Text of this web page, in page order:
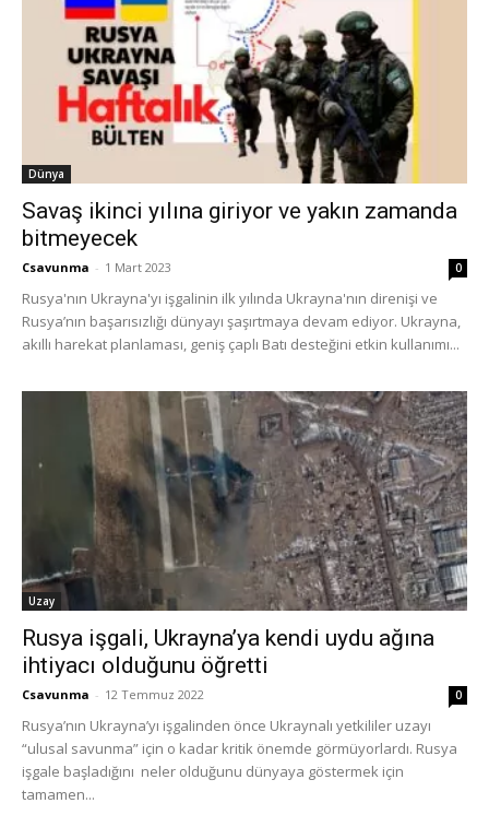
Dünya
Savaş ikinci yılına giriyor ve yakın zamanda
bitmeyecek
Csavunma - 1 Mart 2023 0
Rusya'nın Ukrayna'yı işgalinin ilk yılında Ukrayna'nın direnişi ve
Rusya’nın başarısızlığı dünyayı şaşırtmaya devam ediyor. Ukrayna,
akıllı harekat planlaması, geniş çaplı Batı desteğini etkin kullanımı...
Uzay
Rusya işgali, Ukrayna’ya kendi uydu ağına
ihtiyacı olduğunu öğretti
Csavunma - 12 Temmuz 2022 0
Rusya’nın Ukrayna’yı işgalinden önce Ukraynalı yetkililer uzayı
“ulusal savunma” için o kadar kritik önemde görmüyorlardı. Rusya
işgale başladığını neler olduğunu dünyaya göstermek için
tamamen...